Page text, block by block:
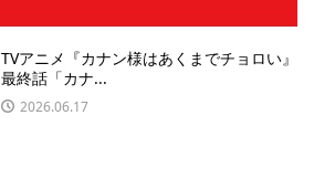
TVアニメ『カナン様はあくまでチョロい』
最終話「カナ...
2026.06.17